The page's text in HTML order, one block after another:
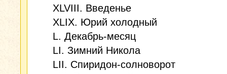
XLVIII. Введенье
XLIX. Юрий холодный
L. Декабрь-месяц
LI. Зимний Никола
LII. Спиридон-солноворот